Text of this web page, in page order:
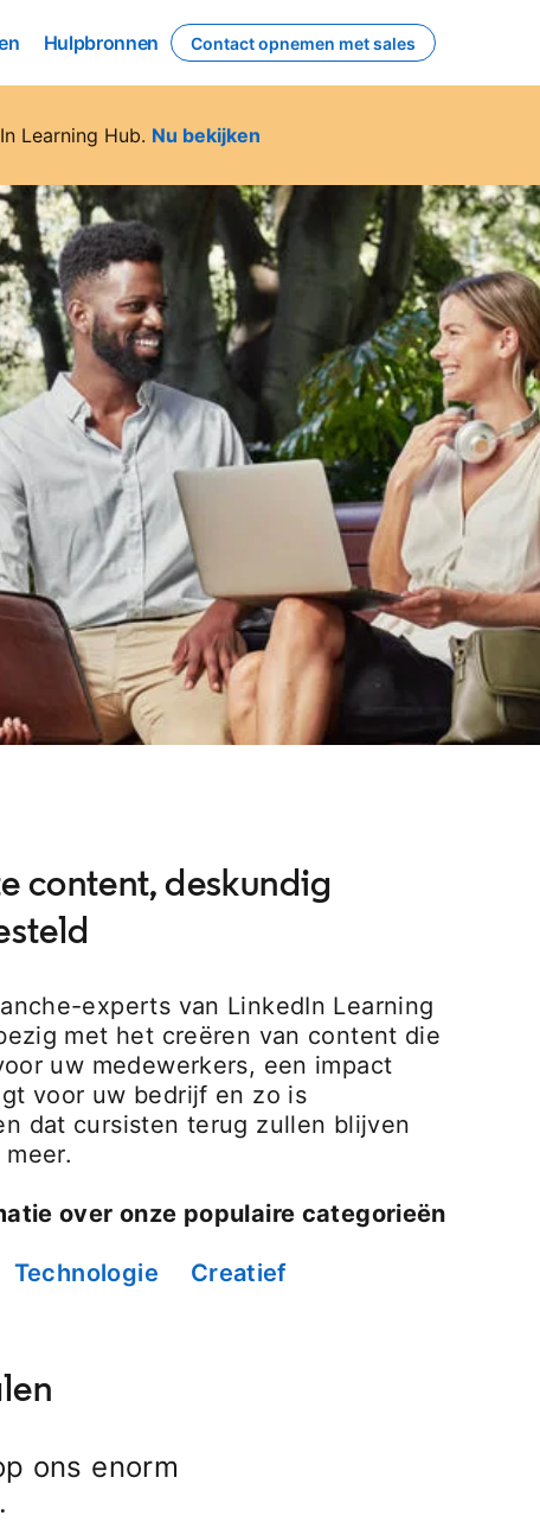
Hulpbronnen
Hulpbronnen Contact opnemen met sales
Learning Hub. Nu bekijken
content, deskundig
experts van LinkedIn Learning
met het creëren van content die
uw medewerkers, een impact
voor uw bedrijf en zo is
dat cursisten terug zullen blijven
over onze populaire categorieën
Technologie Creatief
ons enorm